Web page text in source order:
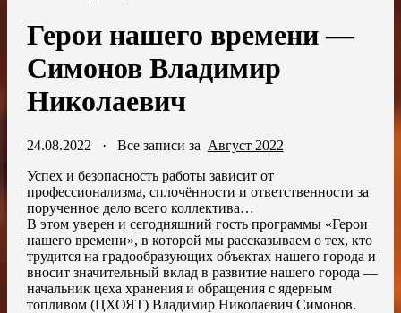
Герои нашего времени —
Симонов Владимир
Николаевич
24.08.2022 · Все записи за Август 2022
Успех и безопасность работы зависит от
профессионализма, сплочённости и ответственности за
порученное дело всего коллектива…
В этом уверен и сегодняшний гость программы «Герои
нашего времени», в которой мы рассказываем о тех, кто
трудится на градообразующих объектах нашего города и
вносит значительный вклад в развитие нашего города —
начальник цеха хранения и обращения с ядерным
топливом (ЦХОЯТ) Владимир Николаевич Симонов.